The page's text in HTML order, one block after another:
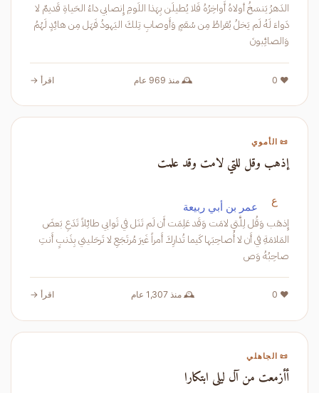
الدَهرُ يَنسَخُ أولاهُ أَواخِرُهُ فَلا يُطيلَن بِهَذا اللَومِ إِنصابي داءُ الحَياةِ قَديمٌ لا
دَواءَ لَهُ لَم يَخلُ بُقراطُ مِن سُقمٍ وَأَوصابِ تِلكَ اليَهودُ فَهَل مِن هائِدٍ لَهُمُ
وَالصائِبونَ
❤️ 0 🕰️ منذ 969 عام اقرأ →
📜 الأموي
إذهب وقل للتي لامت وقد علمت
ع عمر بن أبي ربيعة
إِذهَب وَقُل لِلَّتي لامَت وَقَد عَلِمَت أَن لَم تَنَل في ثَوابي طائِلاً تَدَعِ بَعضَ
المَلامَةِ في أَن لا أُصاحِبَها كَيما تُدارِكَ أَمراً غَيرَ مُرتَجَعِ لا تَرحَليني بِذَنبٍ أَنتِ
صاحِبُهُ وَص
❤️ 0 🕰️ منذ 1,307 عام اقرأ →
📜 الجاهلي
أأزمعت من آل ليلى ابتكارا